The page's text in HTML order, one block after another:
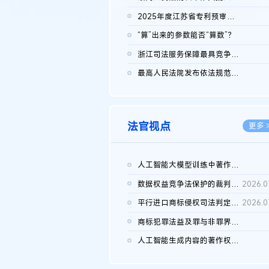
2025年度江苏省专利预审典型案例
“算”出来的参数能否“算数”？
浙江司法服务保障最具竞争力营商环境建设典型案例（第二批）含侵...
最高人民法院发布依法规范平台经营、保护消费者合法权益典型案例...
法官视点 更多
人工智能大模型训练中著作权的合理使用
数据权益竞争法保护的裁判路径构建
平行进口商标侵权司法判定规则的困境与纾解
商标犯罪法益及罪与非罪界限研究
人工智能生成内容的著作权司法认定：演进逻辑、现实困境与规则建...